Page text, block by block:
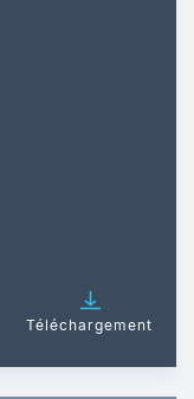
Téléchargement